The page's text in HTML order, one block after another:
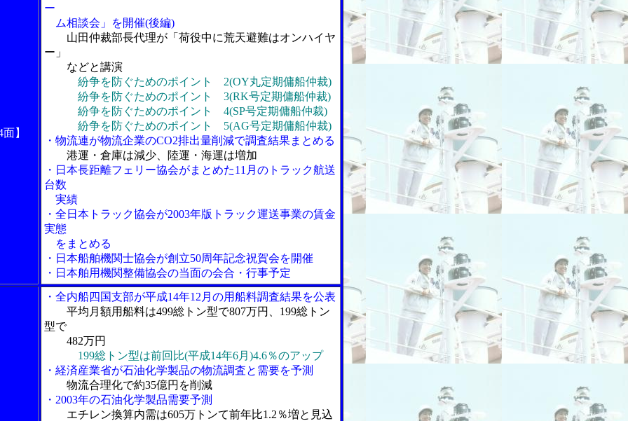
】
ー
ム相談会」を開催(後編)
山田仲裁部長代理が「荷役中に荒天避難はオンハイヤ
ー」
などと講演
紛争を防ぐためのポイント 2(OY丸定期傭船仲裁)
紛争を防ぐためのポイント 3(RK号定期傭船仲裁)
紛争を防ぐためのポイント 4(SP号定期傭船仲裁)
紛争を防ぐためのポイント 5(AG号定期傭船仲裁)
・物流連が物流企業のCO2排出量削減で調査結果まとめる
港運・倉庫は減少、陸運・海運は増加
・日本長距離フェリー協会がまとめた11月のトラック航送
台数
実績
・全日本トラック協会が2003年版トラック運送事業の賃金
実態
をまとめる
・日本船舶機関士協会が創立50周年記念祝賀会を開催
・日本舶用機関整備協会の当面の会合・行事予定
・全内船四国支部が平成14年12月の用船料調査結果を公表
平均月額用船料は499総トン型で807万円、199総トン
型で
482万円
199総トン型は前回比(平成14年6月)4.6％のアップ
・経済産業省が石油化学製品の物流調査と需要を予測
物流合理化で約35億円を削減
・2003年の石油化学製品需要予測
エチレン換算内需は605万トンて前年比1.2％増と見込